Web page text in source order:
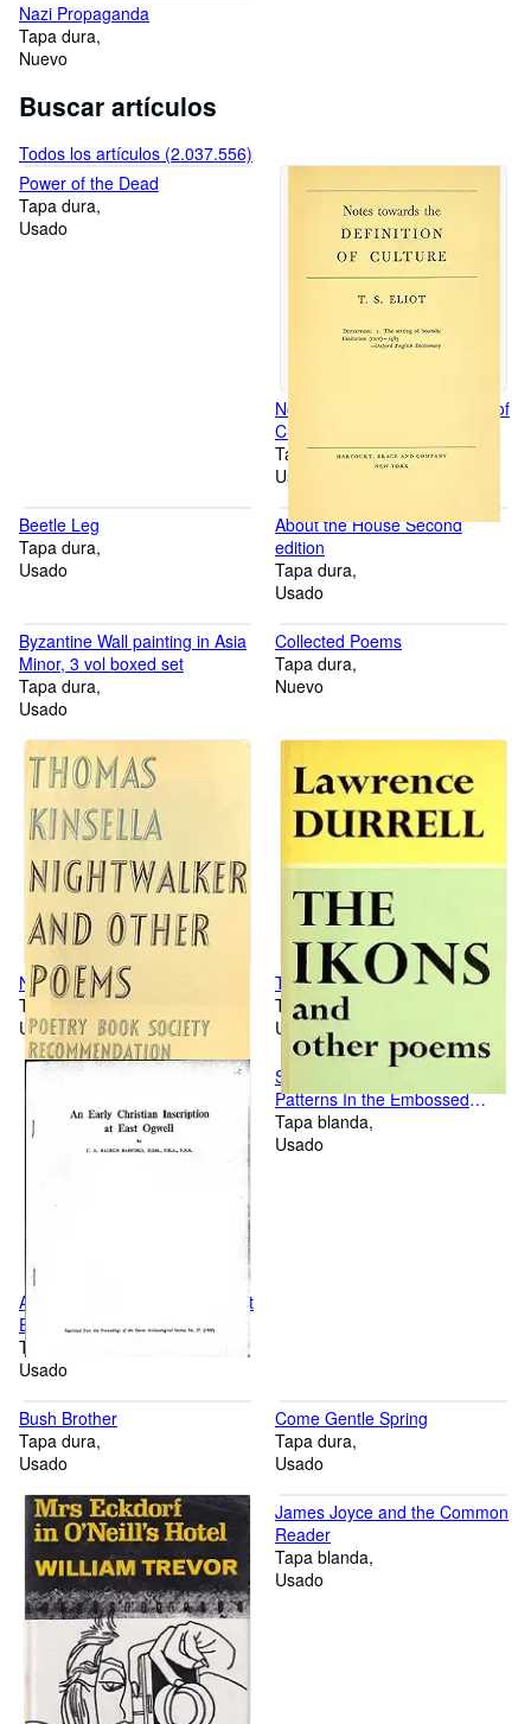
Nazi Propaganda
Tapa dura
Nuevo
Buscar artículos
Todos los artículos (2.037.556)
Power of the Dead
Tapa dura
Usado
Notes Towards the Definition of
Culture
Tapa dura
Usado
Beetle Leg
Tapa dura
Usado
About the House Second
edition
Tapa dura
Usado
Byzantine Wall painting in Asia
Minor, 3 vol boxed set
Tapa dura
Usado
Collected Poems
Tapa dura
Nuevo
Nightwalker and Other Poems
Tapa dura
Usado
The Ikons and other poems
Tapa dura
Usado
An Early Christian Inscription at
East Ogwell.
Tapa blanda
Usado
Some Vine Scrolls and other
Patterns In the Embossed
Metal from Dumfriesshire
Tapa blanda
Usado
Bush Brother
Tapa dura
Usado
Come Gentle Spring
Tapa dura
Usado
James Joyce and the Common
Reader
Tapa blanda
Usado